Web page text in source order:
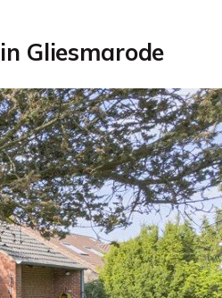
Gliesmarode